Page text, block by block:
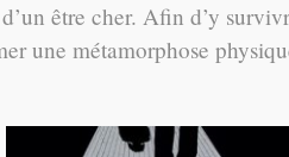
être cher. Afin d’y
une métamorphose